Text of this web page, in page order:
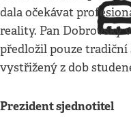
dala očekávat
reality. Pan Dobrovský
předložil pouze
vystřižený z dob
Prezident sjednotitel